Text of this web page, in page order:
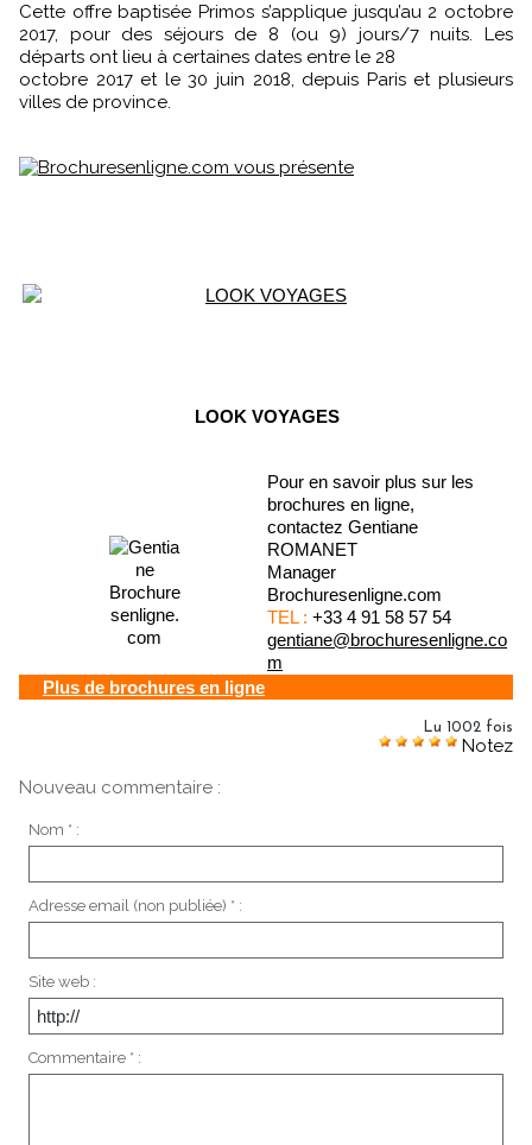
Cette offre baptisée Primos s’applique jusqu’au 2 octobre
2017, pour des séjours de 8 (ou 9) jours/7 nuits. Les
départs ont lieu à certaines dates entre le 28
octobre 2017 et le 30 juin 2018, depuis Paris et plusieurs
villes de province.
LOOK VOYAGES
Pour en savoir plus sur les
brochures en ligne,
contactez Gentiane
ROMANET
Manager
Brochuresenligne.com
TEL : +33 4 91 58 57 54
gentiane@brochuresenligne.co
m
Plus de brochures en ligne
Lu 1002 fois
Notez
Nouveau commentaire :
Nom * :
Adresse email (non publiée) * :
Site web :
Commentaire * :